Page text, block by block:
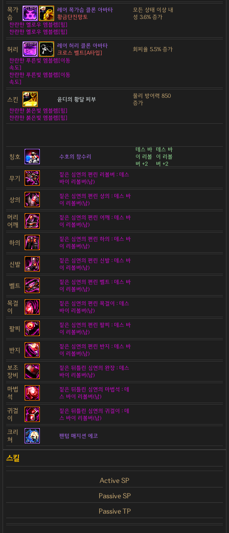
목가
슴
레어 목가슴 클론 아바타
황금단진망토
모든 상태 이상 내
성 3.6% 증가
찬란한 옐로우 엠블렘[힘]
찬란한 옐로우 엠블렘[힘]
허리
레어 허리 클론 아바타
크로스 벨트[A타입]
회피율 5.5% 증가
찬란한 푸른빛 엠블렘[이동
속도]
찬란한 푸른빛 엠블렘[이동
속도]
스킨 윤디의 황달 피부
물리 방어력 850
증가
찬란한 붉은빛 엠블렘[힘]
찬란한 붉은빛 엠블렘[힘]
칭호 수호의 참수리
데스 바
이 리볼
버 +2
데스 바
이 리볼
버 +2
무기
짙은 심연의 편린 리볼버 : 데스
바이 리볼버(남)
상의
짙은 심연의 편린 상의 : 데스 바
이 리볼버(남)
머리
어깨
짙은 심연의 편린 어깨 : 데스 바
이 리볼버(남)
하의
짙은 심연의 편린 하의 : 데스 바
이 리볼버(남)
신발
짙은 심연의 편린 신발 : 데스 바
이 리볼버(남)
벨트
짙은 심연의 편린 벨트 : 데스 바
이 리볼버(남)
목걸
이
짙은 심연의 편린 목걸이 : 데스
바이 리볼버(남)
팔찌
짙은 심연의 편린 팔찌 : 데스 바
이 리볼버(남)
반지
짙은 심연의 편린 반지 : 데스 바
이 리볼버(남)
보조
장비
짙은 뒤틀린 심연의 완장 : 데스
바이 리볼버(남)
마법
석
짙은 뒤틀린 심연의 마법석 : 데
스 바이 리볼버(남)
귀걸
이
짙은 뒤틀린 심연의 귀걸이 : 데
스 바이 리볼버(남)
크리
쳐
팬텀 매지션 에코
Active SP
Passive SP
Passive TP